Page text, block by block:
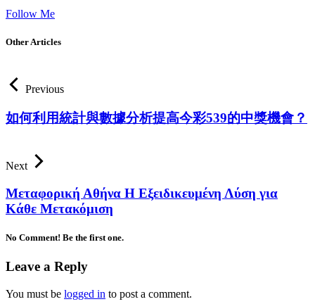
Follow Me
Other Articles
Previous
如何利用統計與數據分析提高今彩539的中獎機會？
Next
Μεταφορική Αθήνα Η Εξειδικευμένη Λύση για
Κάθε Μετακόμιση
No Comment! Be the first one.
Leave a Reply
You must be logged in to post a comment.